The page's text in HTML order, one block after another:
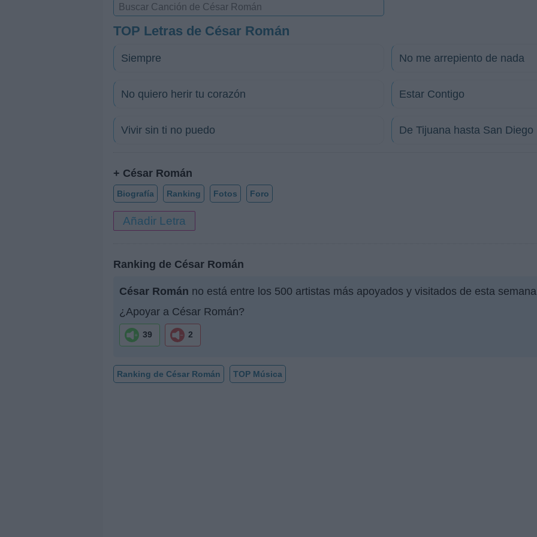
TOP Letras de César Román
Siempre No me arrepiento de nada
No quiero herir tu corazón Estar Contigo
Vivir sin ti no puedo De Tijuana hasta San Diego
+ César Román
Biografía Ranking Fotos Foro
Añadir Letra
Ranking de César Román
César Román no está entre los 500 artistas más apoyados y visitados de esta
¿Apoyar a César Román?
39 2
Ranking de César Román TOP Música